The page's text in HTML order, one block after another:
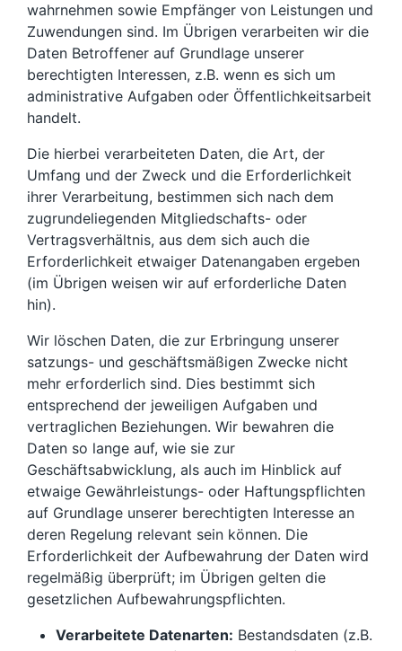
wahrnehmen sowie Empfänger von Leistungen und
Zuwendungen sind. Im Übrigen verarbeiten wir die
Daten Betroffener auf Grundlage unserer
berechtigten Interessen, z.B. wenn es sich um
administrative Aufgaben oder Öffentlichkeitsarbeit
handelt.
Die hierbei verarbeiteten Daten, die Art, der
Umfang und der Zweck und die Erforderlichkeit
ihrer Verarbeitung, bestimmen sich nach dem
zugrundeliegenden Mitgliedschafts- oder
Vertragsverhältnis, aus dem sich auch die
Erforderlichkeit etwaiger Datenangaben ergeben
(im Übrigen weisen wir auf erforderliche Daten
hin).
Wir löschen Daten, die zur Erbringung unserer
satzungs- und geschäftsmäßigen Zwecke nicht
mehr erforderlich sind. Dies bestimmt sich
entsprechend der jeweiligen Aufgaben und
vertraglichen Beziehungen. Wir bewahren die
Daten so lange auf, wie sie zur
Geschäftsabwicklung, als auch im Hinblick auf
etwaige Gewährleistungs- oder Haftungspflichten
auf Grundlage unserer berechtigten Interesse an
deren Regelung relevant sein können. Die
Erforderlichkeit der Aufbewahrung der Daten wird
regelmäßig überprüft; im Übrigen gelten die
gesetzlichen Aufbewahrungspflichten.
Verarbeitete Datenarten: Bestandsdaten (z.B.